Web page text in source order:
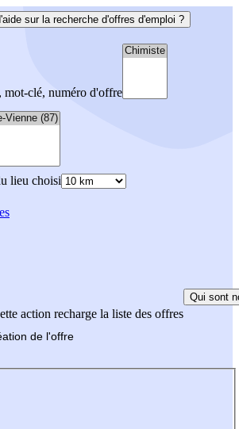
sur la recherche d'offres d'emploi ?
mot-clé, numéro d'offre
lieu choisi
action recharge la liste des offres
Qui sont
de l'offre